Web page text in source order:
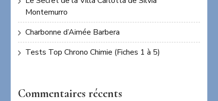
Montemurro
Charbonne d’Aimée Barbera
Tests Top Chrono Chimie (Fiches 1 à 5)
Commentaires récents